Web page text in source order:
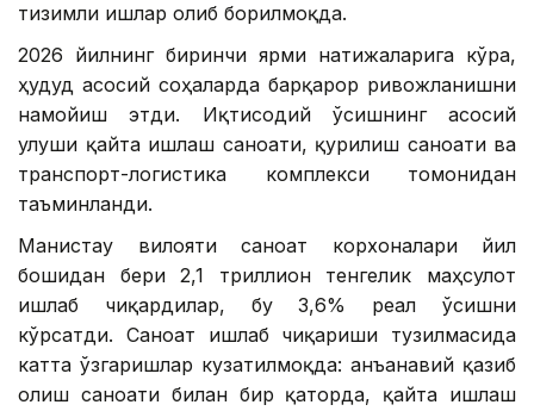
тизимли ишлар олиб борилмоқда.
2026 йилнинг биринчи ярми натижаларига кўра,
ҳудуд асосий соҳаларда барқарор ривожланишни
намойиш этди. Иқтисодий ўсишнинг асосий
улуши қайта ишлаш саноати, қурилиш саноати ва
транспорт-логистика комплекси томонидан
таъминланди.
Манғистау вилояти саноат корхоналари йил
бошидан бери 2,1 триллион тенгелик маҳсулот
ишлаб чиқардилар, бу 3,6% реал ўсишни
кўрсатди. Саноат ишлаб чиқариши тузилмасида
катта ўзгаришлар кузатилмоқда: анъанавий қазиб
олиш саноати билан бир қаторда, қайта ишлаш